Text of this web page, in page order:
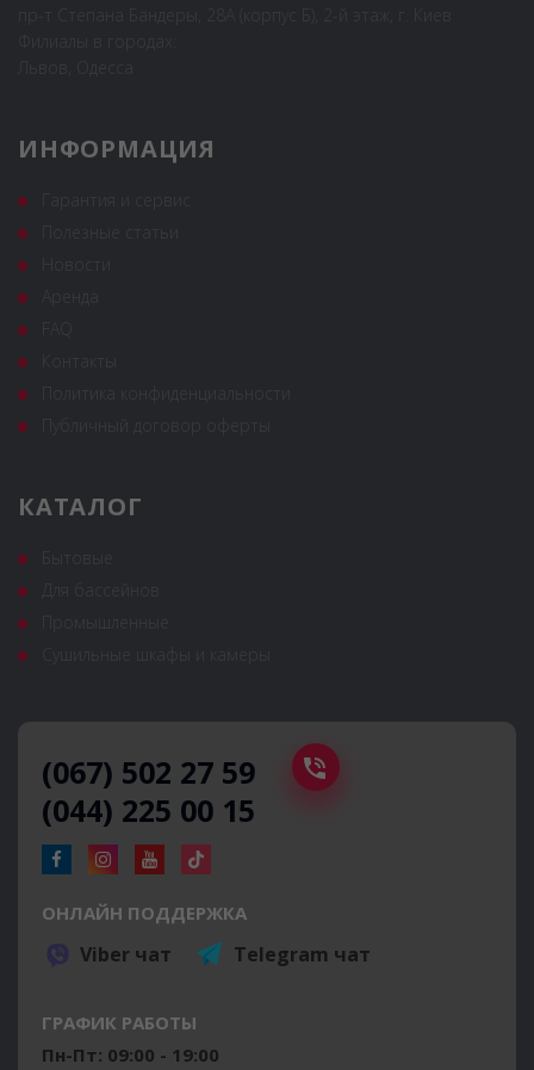
ИНФОРМАЦИЯ
КАТАЛОГ
(067) 502 27 59
(044) 225 00 15
ОНЛАЙН ПОДДЕРЖКА
Viber чат Telegram чат
ГРАФИК РАБОТЫ
Пн-Пт: 09:00 - 19:00